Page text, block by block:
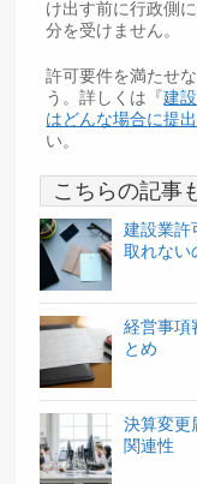
け出す前に行政側
分を受けません。
許可要件を満たせ
う。詳しくは『建
はどんな場合に提
い。
こちらの記事
建設業許
取れない
経営事項
とめ
決算変更
関連性